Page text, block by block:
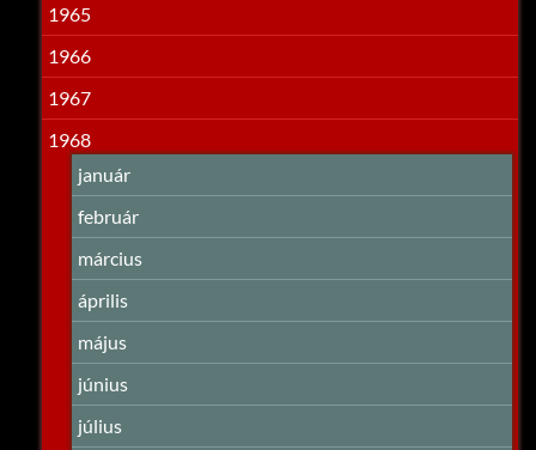
1965
1966
1967
1968
január
február
március
április
május
június
július